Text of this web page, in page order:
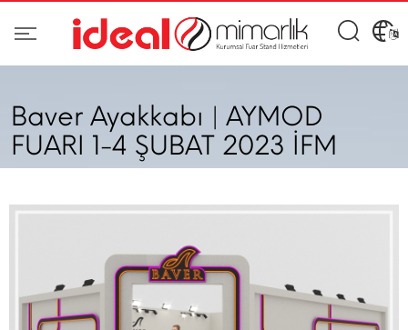
Baver Ayakkabı | AYMOD
FUARI 1-4 ŞUBAT 2023 İFM